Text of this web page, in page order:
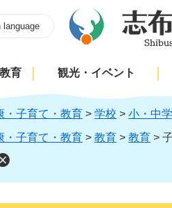
language
育 観光・イベント
・子育て・教育 > 学校 > 小・中
・子育て・教育 > 教育 > 教育 >